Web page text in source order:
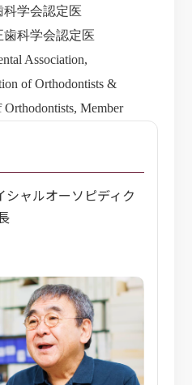
科学会認定医
歯科学会認定医
Association,
of Orthodontists &
Member
ャルオーソピディク